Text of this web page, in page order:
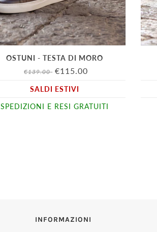
OSTUNI - TESTA DI MORO
€139.00 €115.00
SALDI ESTIVI
SPEDIZIONI E RESI GRATUITI
INFORMAZIONI